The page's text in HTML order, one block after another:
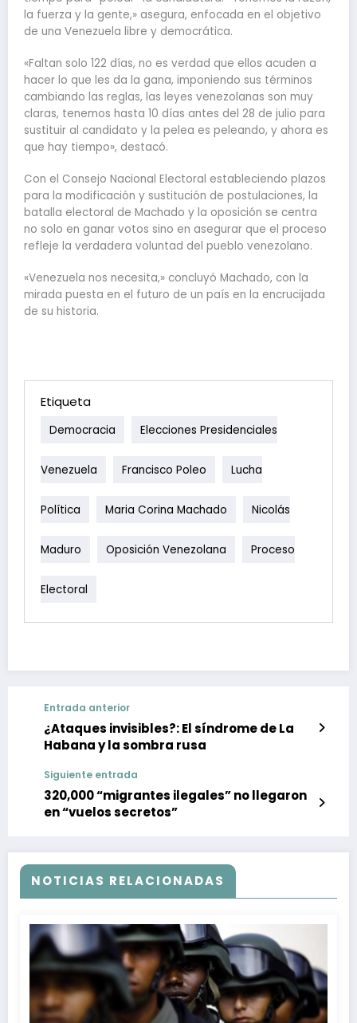
la fuerza y la gente,» asegura, enfocada en el objetivo
de una Venezuela libre y democrática.
«Faltan solo 122 días, no es verdad que ellos acuden a
hacer lo que les da la gana, imponiendo sus términos
cambiando las reglas, las leyes venezolanas son muy
claras, tenemos hasta 10 días antes del 28 de julio para
sustituir al candidato y la pelea es peleando, y ahora es
que hay tiempo», destacó.
Con el Consejo Nacional Electoral estableciendo plazos
para la modificación y sustitución de postulaciones, la
batalla electoral de Machado y la oposición se centra
no solo en ganar votos sino en asegurar que el proceso
refleje la verdadera voluntad del pueblo venezolano.
«Venezuela nos necesita,» concluyó Machado, con la
mirada puesta en el futuro de un país en la encrucijada
de su historia.
Etiqueta
Democracia Elecciones Presidenciales
Venezuela Francisco Poleo Lucha
Política Maria Corina Machado Nicolás
Maduro Oposición Venezolana Proceso
Electoral
Entrada anterior
¿Ataques invisibles?: El síndrome de La
Habana y la sombra rusa
Siguiente entrada
320,000 “migrantes ilegales” no llegaron
en “vuelos secretos”
NOTICIAS RELACIONADAS